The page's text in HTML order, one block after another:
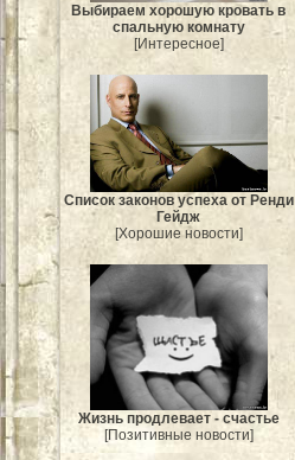
Выбираем хорошую кровать в
спальную комнату
[Интересное]
Список законов успеха от Ренди
Гейдж
[Хорошие новости]
Жизнь продлевает - счастье
[Позитивные новости]